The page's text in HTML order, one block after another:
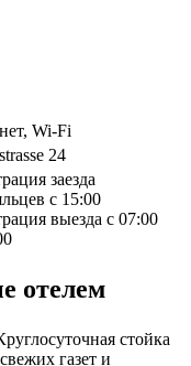
Wi-Fi
24
заезда
с 15:00
выезда с 07:00
отелем
стойка
газет и